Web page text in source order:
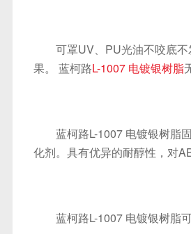
可罩UV、PU光油不咬底不
果。 蓝柯路L-1007 电镀银树脂
蓝柯路L-1007 电镀银树脂固
化剂。具有优异的耐醇性，对
蓝柯路L-1007 电镀银树脂可